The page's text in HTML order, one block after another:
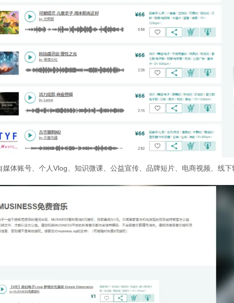
体账号、个人Vlog、知识微课、公益宣传、品牌短片、电商视频、线